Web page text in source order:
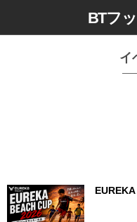
BTフ
イ